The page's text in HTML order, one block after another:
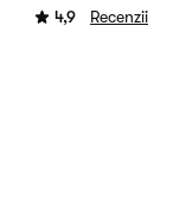
4,9 Recenzii